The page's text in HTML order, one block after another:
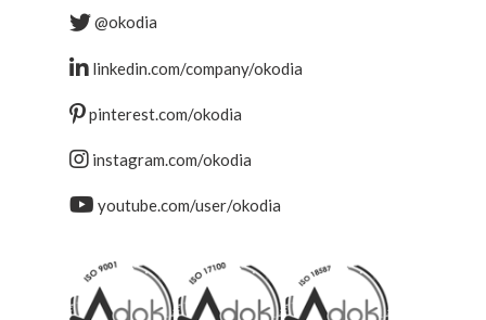
@okodia
linkedin.com/company/okodia
pinterest.com/okodia
instagram.com/okodia
youtube.com/user/okodia